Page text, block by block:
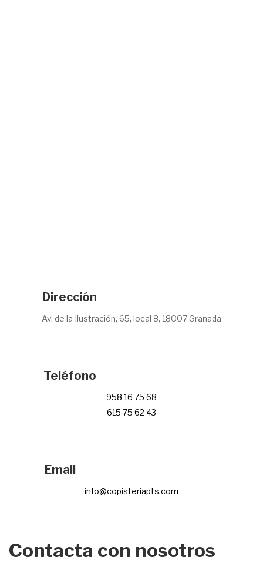
Dirección
Av. de la Ilustración, 65, local 8, 18007 Granada
Teléfono
958 16 75 68
615 75 62 43
Email
info@copisteriapts.com
Contacta con nosotros